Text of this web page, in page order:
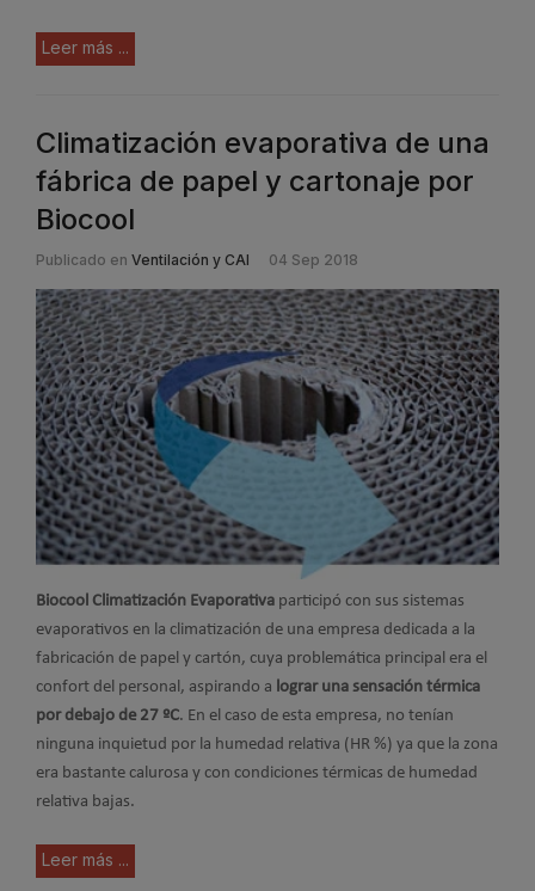
Leer más ...
Climatización evaporativa de una
fábrica de papel y cartonaje por
Biocool
Publicado en Ventilación y CAI 04 Sep 2018
Biocool Climatización Evaporativa participó con sus sistemas
evaporativos en la climatización de una empresa dedicada a la
fabricación de papel y cartón, cuya problemática principal era el
confort del personal, aspirando a lograr una sensación térmica
por debajo de 27 ºC. En el caso de esta empresa, no tenían
ninguna inquietud por la humedad relativa (HR %) ya que la zona
era bastante calurosa y con condiciones térmicas de humedad
relativa bajas.
Leer más ...